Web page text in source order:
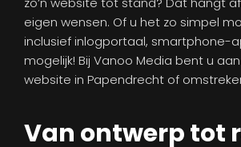
eigen wensen. Of u het zo simpel
inclusief inlogportaal, smartphone-
mogelijk! Bij Vanoo Media bent u
website in Papendrecht of
Van ontwerp tot